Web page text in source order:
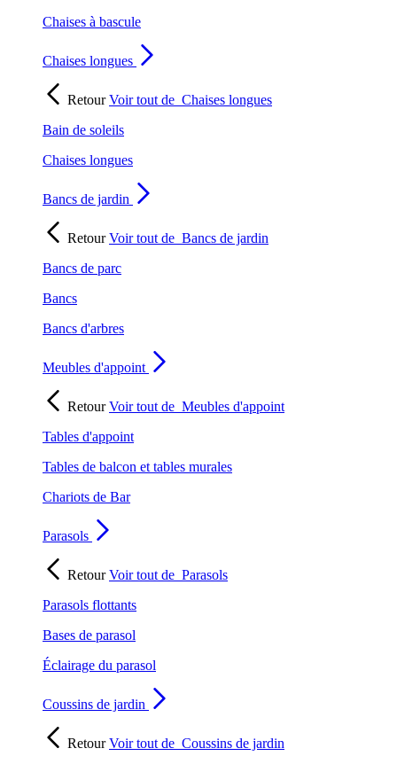
Chaises à bascule
Chaises longues
RetourVoir tout de Chaises longues
Bain de soleils
Chaises longues
Bancs de jardin
RetourVoir tout de Bancs de jardin
Bancs de parc
Bancs
Bancs d'arbres
Meubles d'appoint
RetourVoir tout de Meubles d'appoint
Tables d'appoint
Tables de balcon et tables murales
Chariots de Bar
Parasols
RetourVoir tout de Parasols
Parasols flottants
Bases de parasol
Éclairage du parasol
Coussins de jardin
RetourVoir tout de Coussins de jardin